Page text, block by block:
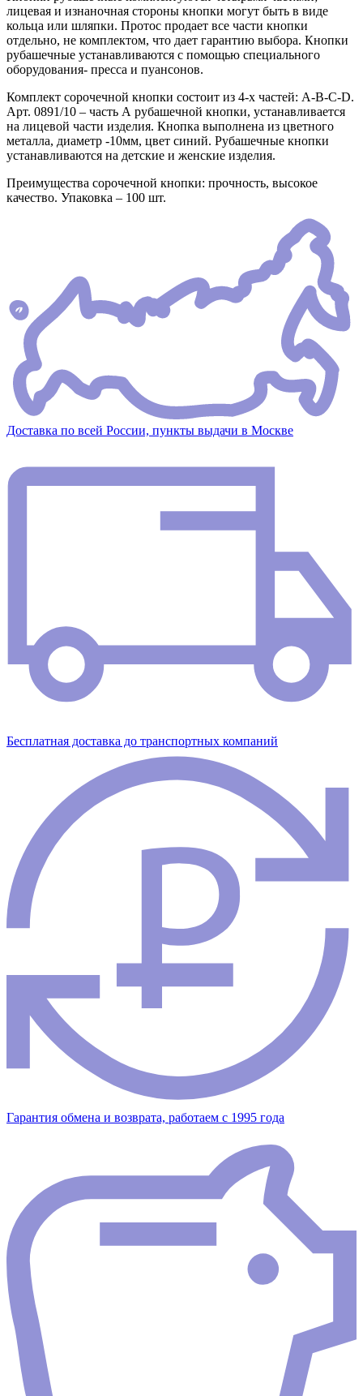
лицевая и изнаночная стороны кнопки могут быть в виде
кольца или шляпки. Протос продает все части кнопки
отдельно, не комплектом, что дает гарантию выбора. Кнопки
рубашечные устанавливаются с помощью специального
оборудования- пресса и пуансонов.
Комплект сорочечной кнопки состоит из 4-х частей: А-В-С-D.
Арт. 0891/10 – часть А рубашечной кнопки, устанавливается
на лицевой части изделия. Кнопка выполнена из цветного
металла, диаметр -10мм, цвет синий. Рубашечные кнопки
устанавливаются на детские и женские изделия.
Преимущества сорочечной кнопки: прочность, высокое
качество. Упаковка – 100 шт.
Доставка по всей России, пункты выдачи в Москве
Бесплатная доставка до транспортных компаний
Гарантия обмена и возврата, работаем с 1995 года